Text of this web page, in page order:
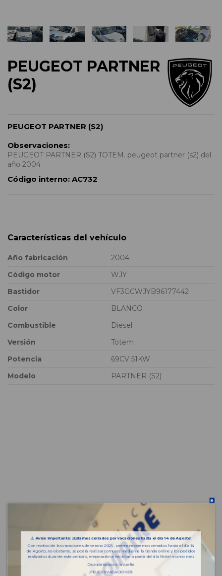
PEUGEOT PARTNER
(S2)
PEUGEOT PARTNER (S2)
Observaciones:
PEUGEOT PARTNER (S2) TOTEM. peugeot partner (s2) del
año 2004
Código interno: AC732
Características del vehículo
Año fabricación
2004
Código motor
WJY
Bastidor
VF3GCWJYB96177442
Color
BLANCO
Combustible
Diesel
Versión
Totem
Potencia
69CV 51KW
Modelo
PARTNER (S2)
⚠️Aviso importante: ¡Estamos cerrados por vacaciones hasta el día 14 de Agosto!
Con motivo de las vacaciones de verano 2026 , permaneceremos cerrados hasta el día 14
de Agosto, no obstante, se podrá realizar compras mediante la tienda online y los pedidos
realizados durante este periodo, empezarán a recibirse a partir del día 18 del mismo mes.
Os esperamos a la vuelta
¡FELICES VACACIONES!